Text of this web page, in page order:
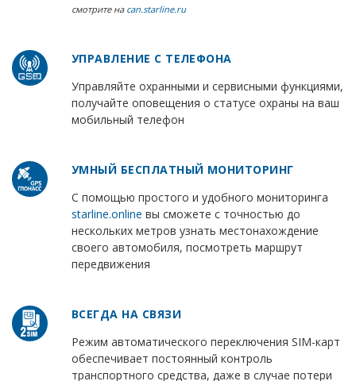
смотрите на can.starline.ru
УПРАВЛЕНИЕ С ТЕЛЕФОНА
Управляйте охранными и сервисными функциями,
получайте оповещения о статусе охраны на ваш
мобильный телефон
УМНЫЙ БЕСПЛАТНЫЙ МОНИТОРИНГ
С помощью простого и удобного мониторинга
starline.online вы сможете с точностью до
нескольких метров узнать местонахождение
своего автомобиля, посмотреть маршрут
передвижения
ВСЕГДА НА СВЯЗИ
Режим автоматического переключения SIM-карт
обеспечивает постоянный контроль
транспортного средства, даже в случае потери